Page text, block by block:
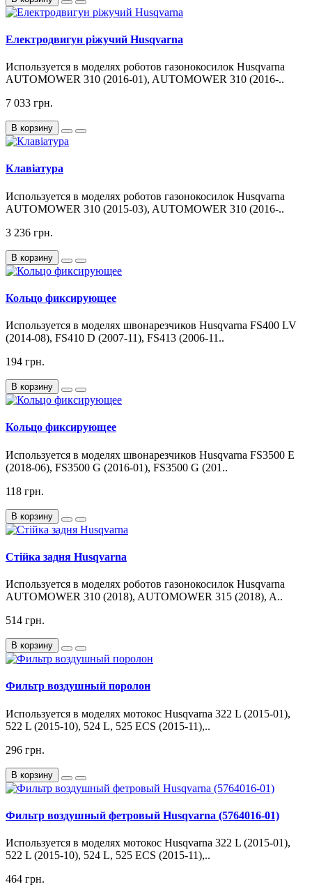
Електродвигун ріжучий Husqvarna
Используется в моделях роботов газонокосилок Husqvarna
AUTOMOWER 310 (2016-01), AUTOMOWER 310 (2016-..
7 033 грн.
В корзину
Клавіатура
Используется в моделях роботов газонокосилок Husqvarna
AUTOMOWER 310 (2015-03), AUTOMOWER 310 (2016-..
3 236 грн.
В корзину
Кольцо фиксирующее
Используется в моделях швонарезчиков Husqvarna FS400 LV
(2014-08), FS410 D (2007-11), FS413 (2006-11..
194 грн.
В корзину
Кольцо фиксирующее
Используется в моделях швонарезчиков Husqvarna FS3500 E
(2018-06), FS3500 G (2016-01), FS3500 G (201..
118 грн.
В корзину
Стійка задня Husqvarna
Используется в моделях роботов газонокосилок Husqvarna
AUTOMOWER 310 (2018), AUTOMOWER 315 (2018), A..
514 грн.
В корзину
Фильтр воздушный поролон
Используется в моделях мотокос Husqvarna 322 L (2015-01),
522 L (2015-10), 524 L, 525 ECS (2015-11),..
296 грн.
В корзину
Фильтр воздушный фетровый Husqvarna (5764016-01)
Используется в моделях мотокос Husqvarna 322 L (2015-01),
522 L (2015-10), 524 L, 525 ECS (2015-11),..
464 грн.